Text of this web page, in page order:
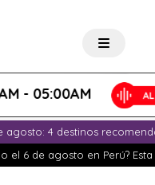
05:00AM
agosto: 4 destinos
el 6 de agosto en Perú?